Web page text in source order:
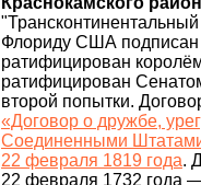
Флориду США
ратифицирован
ратифицирован
второй попытки.
«Договор о дружбе,
Соединенными
22 февраля 1819 года.
22 февраля 1732 года